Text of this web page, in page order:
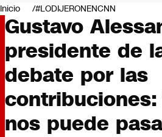
Negocios
Deportes
Programas completos
Cultura
Servicios
Bits
CNN tiempo
Opinión
Inicio #LODIJERONENCNN
Gustavo
presidente de
debate por las
nos puede